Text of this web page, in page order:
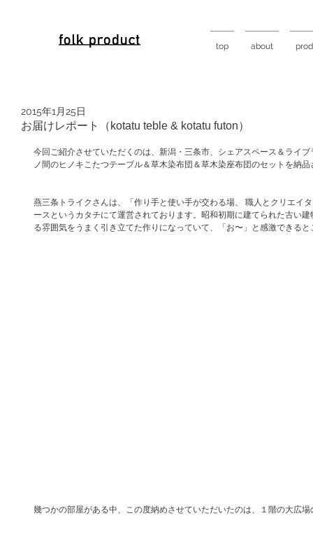
top about
お届けレポート（kotatu teble & kotatu futon）
2015年1月25日
今回ご紹介させていただくのは、新潟・三条市、シェアスペース＆ライ
ノ間のヒノキこたつテーブル＆草木染布団＆草木染座布団のセットを納
燕三条トライクさんは、「作り手と使い手が交わる場、 職人とクリエイ
ースというカタチにて運営されております。昭和初期に建てられた古い
る雰囲気をうまく引き立てた作りになっていて、「お〜」と感激できる
幾つかの部屋がある中、この度納めさせていただいたのは、１階の大広